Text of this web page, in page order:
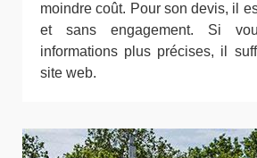
moindre coût. Pour son devis, il
et sans engagement. Si
informations plus précises, il
site web.